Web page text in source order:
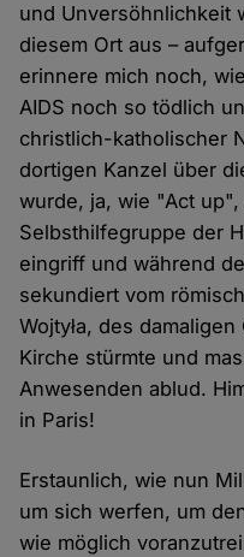
und Unversöhnlichkeit
diesem Ort aus –
erinnere mich noch,
AIDS noch so tödlich
christlich-katholischer
dortigen Kanzel über
wurde, ja, wie "Act
Selbsthilfegruppe der
eingriff und während
sekundiert vom
Wojtyła, des
Kirche stürmte und
Anwesenden ablud.
in Paris!
Erstaunlich, wie nun
um sich werfen, um
wie möglich